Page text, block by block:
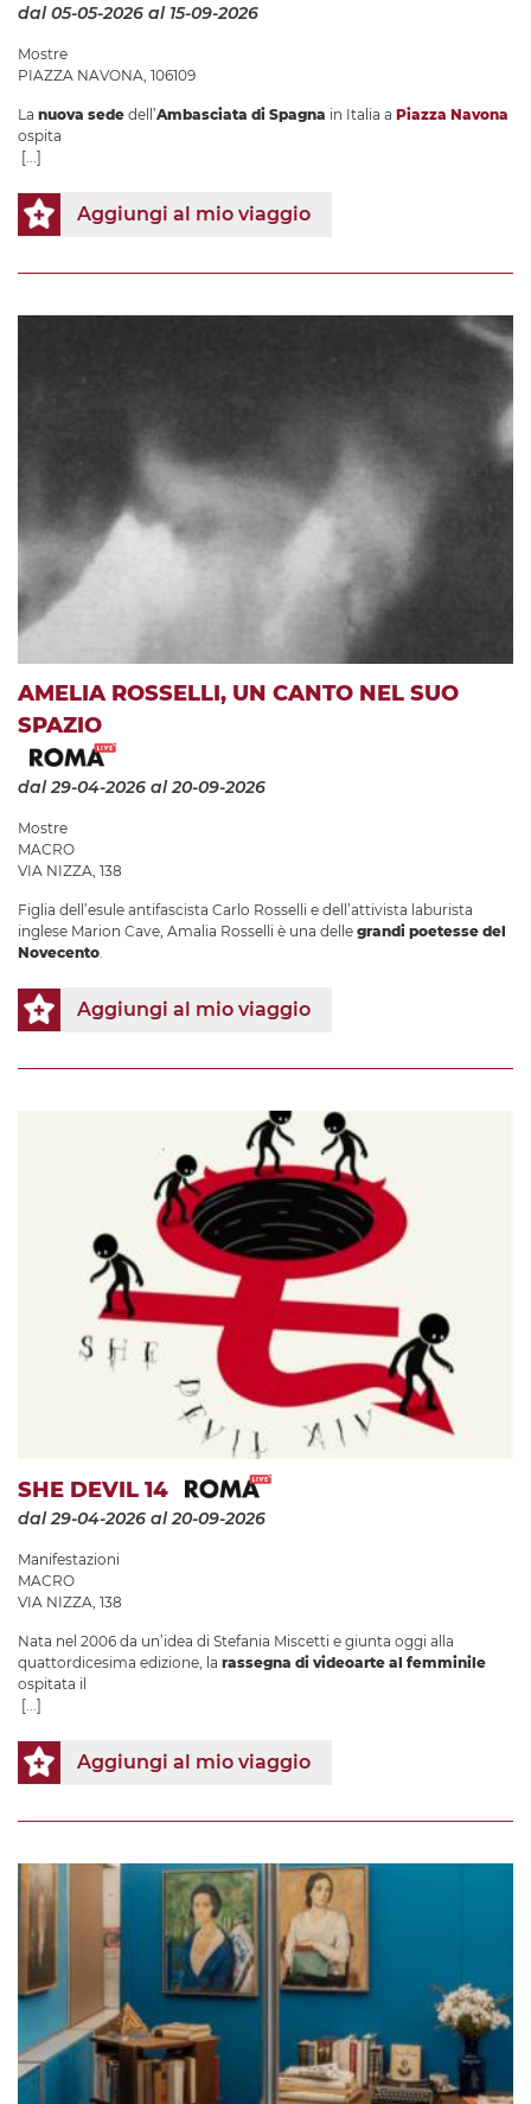
dal 05-05-2026 al 15-09-2026
Mostre
PIAZZA NAVONA, 106109
La nuova sede dell’Ambasciata di Spagna in Italia a Piazza Navona
ospita
[...]
Aggiungi al mio viaggio
AMELIA ROSSELLI, UN CANTO NEL SUO
SPAZIO
dal 29-04-2026 al 20-09-2026
Mostre
MACRO
VIA NIZZA, 138
Figlia dell’esule antifascista Carlo Rosselli e dell’attivista laburista
inglese Marion Cave, Amalia Rosselli è una delle grandi poetesse del
Novecento
Aggiungi al mio viaggio
SHE DEVIL 14
dal 29-04-2026 al 20-09-2026
Manifestazioni
MACRO
VIA NIZZA, 138
Nata nel 2006 da un’idea di Stefania Miscetti e giunta oggi alla
quattordicesima edizione, la rassegna di videoarte al femminile
ospitata il
[...]
Aggiungi al mio viaggio